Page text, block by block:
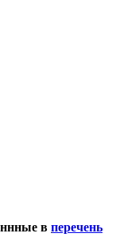
в перечень